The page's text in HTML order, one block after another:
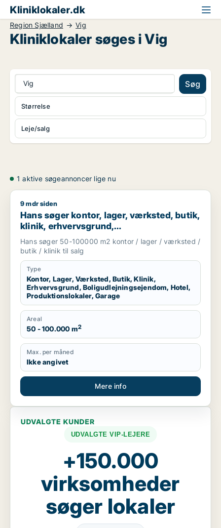
Kliniklokaler.dk
Region Sjælland Vig
Kliniklokaler søges i Vig
Vig Søg
Leje/salg
Størrelse
1 aktive søgeannoncer lige nu
Hans søger kontor, lager, værksted, butik, klinik,
9 mdr siden
Hans søger kontor, lager, værksted, butik,
klinik, erhvervsgrund,
boligudlejningsejendom, hotel,
produktionslokaler eller garage til salg i
Region Sjælland
Hans søger 50-100000 m2 kontor / lager / værksted /
butik / klinik til salg
Type
Kontor, Lager, Værksted, Butik, Klinik,
Erhvervsgrund, Boligudlejningsejendom, Hotel,
Produktionslokaler, Garage
Areal
50 - 100.000 m2
Max. per måned
Ikke angivet
Mere info
UDVALGTE KUNDER
UDVALGTE VIP-LEJERE
+150.000
virksomheder
søger lokaler